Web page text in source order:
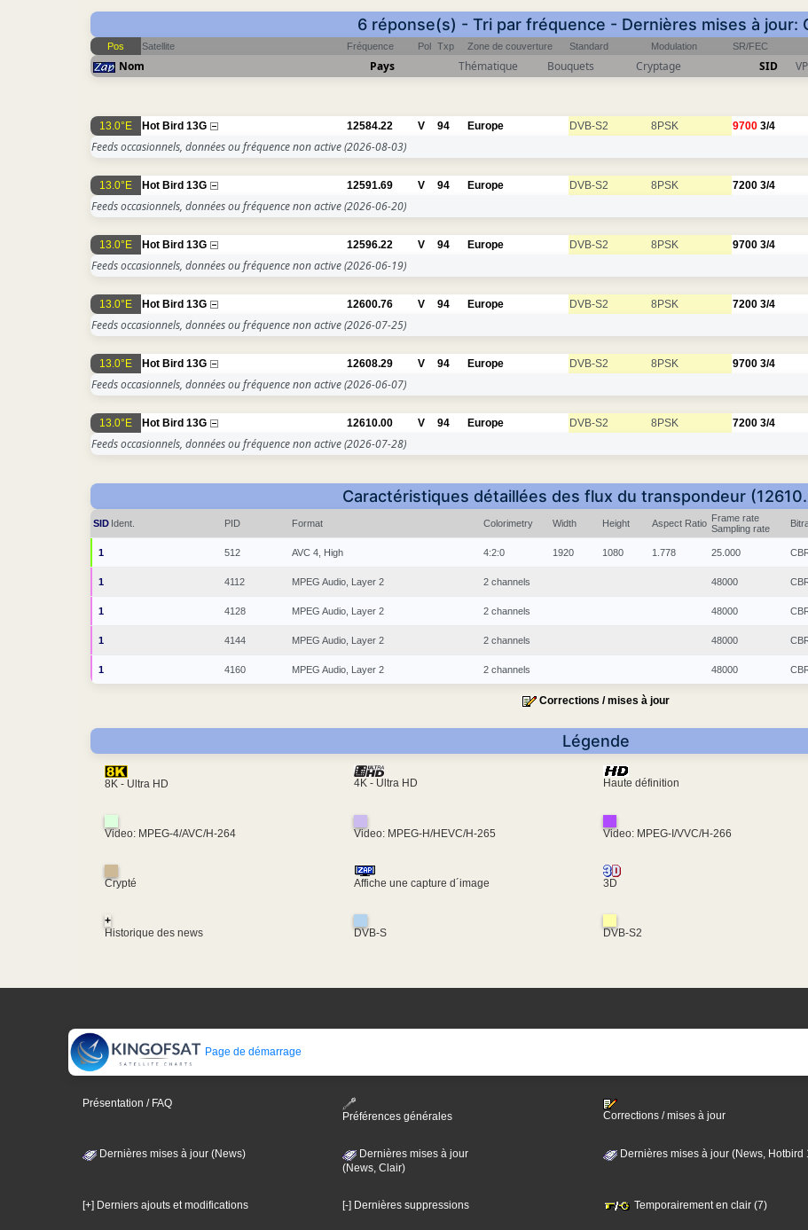
6 réponse(s) - Tri par fréquence - Dernières mises à jour:
Pos Satellite Fréquence Pol Txp Zone de couverture Standard Modulation SR/FEC
Nom Pays Thématique Bouquets Cryptage SID
13.0°E Hot Bird 13G 12584.22 V 94 Europe DVB-S2 8PSK 9700 3/4
Feeds occasionnels, données ou fréquence non active(2026-08-03)
13.0°E Hot Bird 13G 12591.69 V 94 Europe DVB-S2 8PSK 7200 3/4
Feeds occasionnels, données ou fréquence non active(2026-06-20)
13.0°E Hot Bird 13G 12596.22 V 94 Europe DVB-S2 8PSK 9700 3/4
Feeds occasionnels, données ou fréquence non active(2026-06-19)
13.0°E Hot Bird 13G 12600.76 V 94 Europe DVB-S2 8PSK 7200 3/4
Feeds occasionnels, données ou fréquence non active(2026-07-25)
13.0°E Hot Bird 13G 12608.29 V 94 Europe DVB-S2 8PSK 9700 3/4
Feeds occasionnels, données ou fréquence non active(2026-06-07)
13.0°E Hot Bird 13G 12610.00 V 94 Europe DVB-S2 8PSK 7200 3/4
Feeds occasionnels, données ou fréquence non active(2026-07-28)
Caractéristiques détaillées des flux du transpondeur
SID Ident. PID Format Colorimetry Width Height Aspect Ratio Frame rate
Sampling rate
1 512 AVC 4, High 4:2:0 1920 1080 1.778 25.000
1 4112 MPEG Audio, Layer 2 2 channels 48000
1 4128 MPEG Audio, Layer 2 2 channels 48000
1 4144 MPEG Audio, Layer 2 2 channels 48000
1 4160 MPEG Audio, Layer 2 2 channels 48000
Corrections / mises à jour
Légende
8K - Ultra HD 4K - Ultra HD Haute définition
Video: MPEG-4/AVC/H-264 Video: MPEG-H/HEVC/H-265 Video: MPEG-I/VVC/H-266
Crypté Affiche une capture d´image 3D
+
Historique des news
DVB-S DVB-S2
Page de démarrage
Présentation / FAQ
Préférences générales
Corrections / mises à jour
Dernières mises à jour (News)
Dernières mises à jour
(News, Clair)
Dernières mises à jour (News, Hotbird
[+] Derniers ajouts et modifications [-] Dernières suppressions Temporairement en clair (7)